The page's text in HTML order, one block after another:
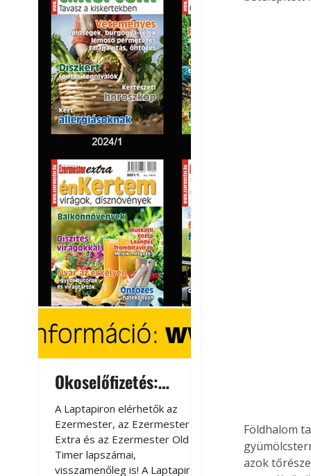
Okoselőfizetés:
Ezermester Extra
A Laptapiron elérhetők az
Ezermester, az Ezermester
Extra és az Ezermester Old
Timer lapszámai,
visszamenőleg is! A Laptapir új,
Ezermester, az
Extra és az
Timer lapszámai,
visszamenőleg is! A
Földhalom
azok